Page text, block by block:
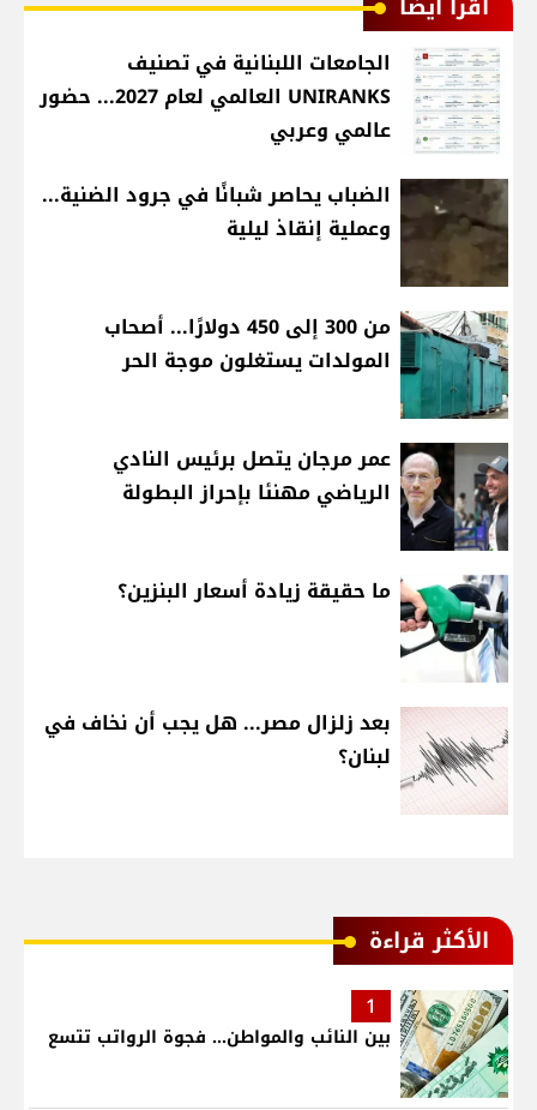
الجامعات اللبنانية في تصنيف
UNIRANKS العالمي لعام 2027... حضور
عالمي وعربي
الضباب يحاصر شبانًا في جرود الضنية...
وعملية إنقاذ ليلية
من 300 إلى 450 دولارًا... أصحاب
المولدات يستغلون موجة الحر
عمر مرجان يتصل برئيس النادي
الرياضي مهنئا بإحراز البطولة
ما حقيقة زيادة أسعار البنزين؟
بعد زلزال مصر... هل يجب أن نخاف في
لبنان؟
الأكثر قراءة
1
بين النائب والمواطن... فجوة الرواتب تتسع